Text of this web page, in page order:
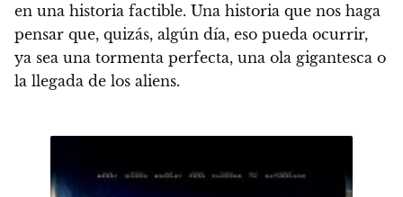
en una historia factible. Una historia que nos haga
pensar que, quizás, algún día, eso pueda ocurrir,
ya sea una tormenta perfecta, una ola gigantesca o
la llegada de los aliens.